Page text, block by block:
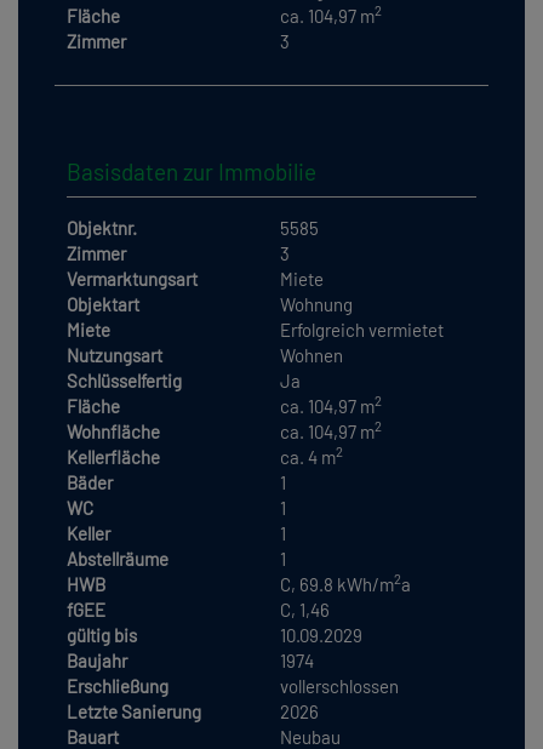
Fläche
ca. 104,97 m2
Zimmer 3
Basisdaten zur Immobilie
Objektnr.
5585
Zimmer
3
Vermarktungsart
Miete
Objektart
Wohnung
Miete
Erfolgreich vermietet
Nutzungsart
Wohnen
Schlüsselfertig
Ja
Fläche
ca. 104,97 m2
Wohnfläche ca. 104,97 m2
Kellerfläche ca. 4 m2
Bäder
1
WC
1
Keller
1
Abstellräume
1
HWB
C, 69.8 kWh/m2a
fGEE
C, 1,46
gültig bis
10.09.2029
Baujahr
1974
Erschließung
vollerschlossen
Letzte Sanierung
2026
Bauart
Neubau